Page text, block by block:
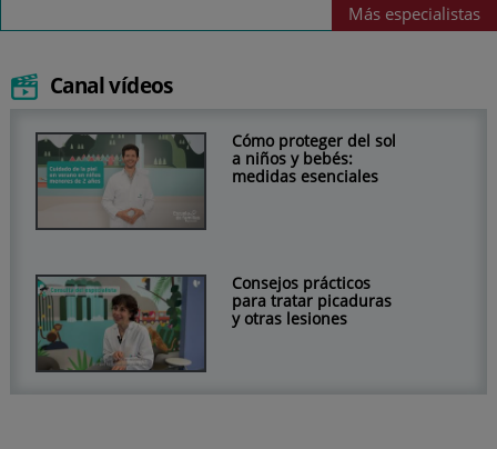
Más especialistas
Canal vídeos
Cómo proteger del sol
a niños y bebés:
medidas esenciales
Consejos prácticos
para tratar picaduras
y otras lesiones